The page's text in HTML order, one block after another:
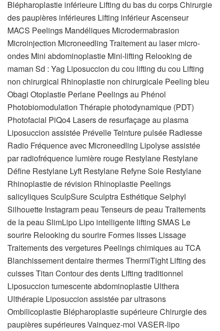
Blépharoplastie inférieure Lifting du bas du corps Chirurgie
des paupières inférieures Lifting inférieur Ascenseur
MACS Peelings Mandéliques Microdermabrasion
Microinjection Microneedling Traitement au laser micro-
ondes Mini abdominoplastie Mini-lifting Relooking de
maman Sd : Yag Liposuccion du cou lifting du cou Lifting
non chirurgical Rhinoplastie non chirurgicale Peeling bleu
Obagi Otoplastie Perlane Peelings au Phénol
Photobiomodulation Thérapie photodynamique (PDT)
Photofacial PiQo4 Lasers de resurfaçage au plasma
Liposuccion assistée Prévelle Teinture pulsée Radiesse
Radio Fréquence avec Microneedling Lipolyse assistée
par radiofréquence lumière rouge Restylane Restylane
Défine Restylane Lyft Restylane Refyne Soie Restylane
Rhinoplastie de révision Rhinoplastie Peelings
salicyliques SculpSure Sculptra Esthétique Selphyl
Silhouette Instagram peau Tenseurs de peau Traitements
de la peau SlimLipo Lipo intelligente lifting SMAS Le
sourire Relooking du sourire Formes lisses Lissage
Traitements des vergetures Peelings chimiques au TCA
Blanchissement dentaire thermes ThermiTight Lifting des
cuisses Titan Contour des dents Lifting traditionnel
Liposuccion tumescente abdominoplastie Ulthera
Ulthérapie Liposuccion assistée par ultrasons
Ombilicoplastie Blépharoplastie supérieure Chirurgie des
paupières supérieures Vainquez-moi VASER-lipo